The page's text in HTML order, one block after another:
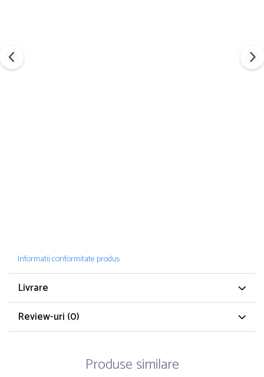
Informatii conformitate produs
Livrare
Review-uri (0)
Produse similare